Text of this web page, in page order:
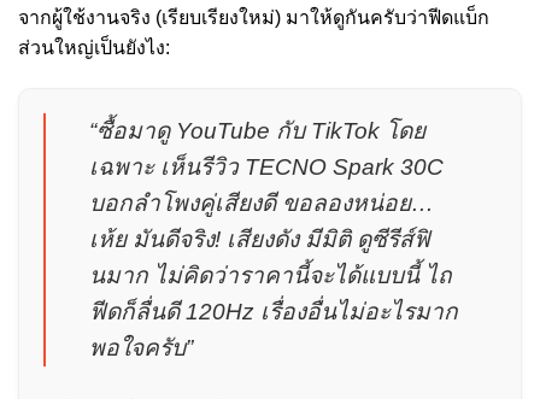
จากผู้ใช้งานจริง (เรียบเรียงใหม่) มาให้ดูกันครับว่าฟีดแบ็ก
ส่วนใหญ่เป็นยังไง:
“ซื้อมาดู YouTube กับ TikTok โดย
เฉพาะ เห็นรีวิว TECNO Spark 30C
บอกลำโพงคู่เสียงดี ขอลองหน่อย…
เห้ย มันดีจริง! เสียงดัง มีมิติ ดูซีรีส์ฟิ
นมาก ไม่คิดว่าราคานี้จะได้แบบนี้ ไถ
ฟีดก็ลื่นดี 120Hz เรื่องอื่นไม่อะไรมาก
พอใจครับ”